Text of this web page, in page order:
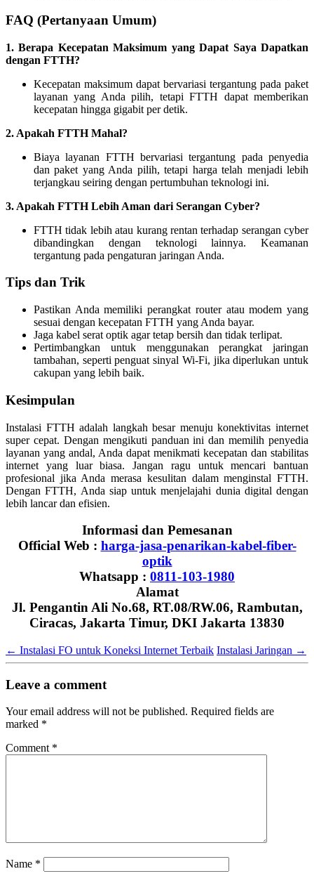
FAQ (Pertanyaan Umum)
1. Berapa Kecepatan Maksimum yang Dapat Saya Dapatkan
dengan FTTH?
Kecepatan maksimum dapat bervariasi tergantung pada paket
layanan yang Anda pilih, tetapi FTTH dapat memberikan
kecepatan hingga gigabit per detik.
2. Apakah FTTH Mahal?
Biaya layanan FTTH bervariasi tergantung pada penyedia
dan paket yang Anda pilih, tetapi harga telah menjadi lebih
terjangkau seiring dengan pertumbuhan teknologi ini.
3. Apakah FTTH Lebih Aman dari Serangan Cyber?
FTTH tidak lebih atau kurang rentan terhadap serangan cyber
dibandingkan dengan teknologi lainnya. Keamanan
tergantung pada pengaturan jaringan Anda.
Tips dan Trik
Pastikan Anda memiliki perangkat router atau modem yang
sesuai dengan kecepatan FTTH yang Anda bayar.
Jaga kabel serat optik agar tetap bersih dan tidak terlipat.
Pertimbangkan untuk menggunakan perangkat jaringan
tambahan, seperti penguat sinyal Wi-Fi, jika diperlukan untuk
cakupan yang lebih baik.
Kesimpulan
Instalasi FTTH adalah langkah besar menuju konektivitas internet
super cepat. Dengan mengikuti panduan ini dan memilih penyedia
layanan yang andal, Anda dapat menikmati kecepatan dan stabilitas
internet yang luar biasa. Jangan ragu untuk mencari bantuan
profesional jika Anda merasa kesulitan dalam menginstal FTTH.
Dengan FTTH, Anda siap untuk menjelajahi dunia digital dengan
lebih lancar dan efisien.
Informasi dan Pemesanan
Official Web : harga-jasa-penarikan-kabel-fiber-
optik
Whatsapp : 0811-103-1980
Alamat
Jl. Pengantin Ali No.68, RT.08/RW.06, Rambutan,
Ciracas, Jakarta Timur, DKI Jakarta 13830
← Instalasi FO untuk Koneksi Internet Terbaik Instalasi Jaringan →
Leave a comment
Your email address will not be published. Required fields are
marked *
Comment *
Name *